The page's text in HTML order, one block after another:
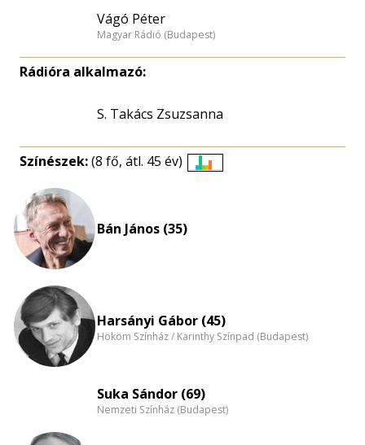
Vágó Péter
Magyar Rádió (Budapest)
Rádióra alkalmazó:
S. Takács Zsuzsanna
Színészek:(8 fő, átl. 45 év)
Bán János (35)
Harsányi Gábor (45)
Hököm Színház / Karinthy Színpad (Budapest)
Suka Sándor (69)
Nemzeti Színház (Budapest)